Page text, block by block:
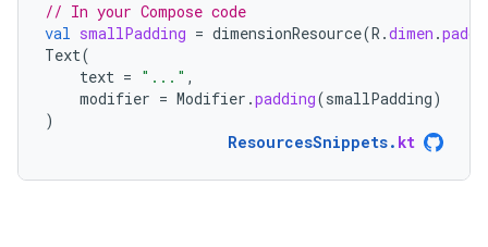
// In your Compose code
val smallPadding = dimensionResource(R .dimen .
Text(
text = "..." ,
modifier = Modifier .padding(smallPadding)
)
ResourcesSnippets. kt